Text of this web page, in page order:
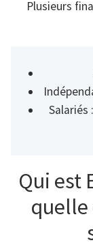
Plusieurs
Salariés
Qui est
quelle